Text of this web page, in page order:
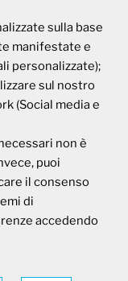
sulla base
manifestate e
personalizzate);
sul nostro
(Social media e
non è
puoi
il consenso
di
accedendo